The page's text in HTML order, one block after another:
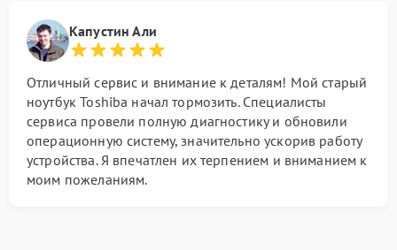
Капустин Али
Отличный сервис и внимание к деталям! Мой старый
ноутбук Toshiba начал тормозить. Специалисты
сервиса провели полную диагностику и обновили
операционную систему, значительно ускорив работу
устройства. Я впечатлен их терпением и вниманием к
моим пожеланиям.